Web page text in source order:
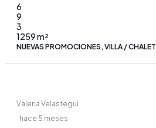
6
9
3
1259m²
NUEVAS PROMOCIONES, VILLA / CHALET
Valeria Velastegui
hace 5 meses